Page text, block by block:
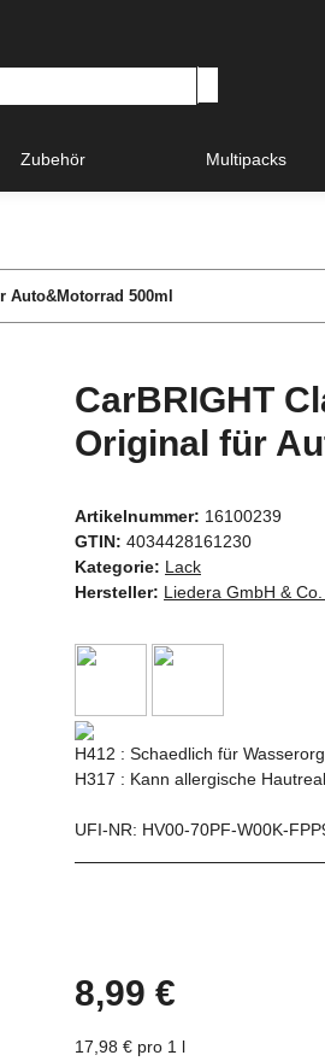
Zubehör Multipacks
500ml
CarBRIGHT
Original für
Artikelnummer: 16100239
GTIN: 4034428161230
Kategorie: Lack
Hersteller: Liedera GmbH & Co.
H412 : Schaedlich für
H317 : Kann allergische
UFI-NR: HV00-70PF-W00K-
8,99 €
17,98 € pro 1 l